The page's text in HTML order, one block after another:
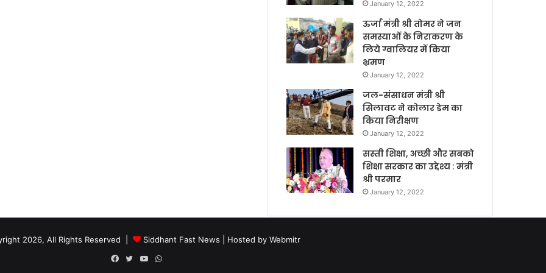
January 12, 2022
ऊर्जा मंत्री श्री तोमर ने जन
समस्याओं के निराकरण के
लिये ग्वालियर में किया
भ्रमण
January 12, 2022
जल-संसाधन मंत्री श्री
सिलावट ने कोलार डेम का
किया निरीक्षण
January 12, 2022
सस्ती शिक्षा, अच्छी और सबको
शिक्षा सरकार का उद्देश्य : मंत्री
श्री परमार
January 12, 2022
2026, All Rights Reserved | Siddhant Fast News | Hosted by Webmitr
Facebook
TwitterYouTubeWhatsApp